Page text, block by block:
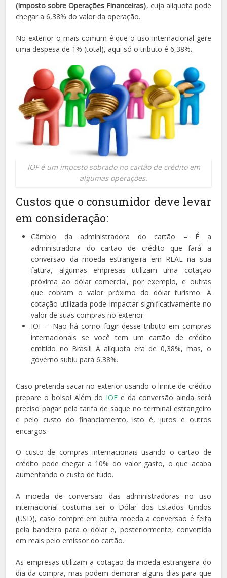
(Imposto sobre Operações Financeiras), cuja alíquota pode
chegar a 6,38% do valor da operação.
No exterior o mais comum é que o uso internacional gere
uma despesa de 1% (total), aqui só o tributo é 6,38%.
IOF é um imposto sobrado no cartão de crédito em
algumas operações.
Custos que o consumidor deve levar
em consideração:
Câmbio da administradora do cartão – É a
administradora do cartão de crédito que fará a
conversão da moeda estrangeira em REAL na sua
fatura, algumas empresas utilizam uma cotação
próxima ao dólar comercial, por exemplo, e outras
que cobram o valor próximo do dólar turismo. A
cotação utilizada pode impactar significativamente no
valor de suas compras no exterior.
IOF – Não há como fugir desse tributo em compras
internacionais se você tem um cartão de crédito
emitido no Brasil! A alíquota era de 0,38%, mas, o
governo subiu para 6,38%.
Caso pretenda sacar no exterior usando o limite de crédito
prepare o bolso! Além do IOF e da conversão ainda será
preciso pagar pela tarifa de saque no terminal estrangeiro
e pelo custo do financiamento, isto é, juros e outros
encargos.
O custo de compras internacionais usando o cartão de
crédito pode chegar a 10% do valor gasto, o que acaba
aumentando o custo de tudo.
A moeda de conversão das administradoras no uso
internacional costuma ser o Dólar dos Estados Unidos
(USD), caso compre em outra moeda a conversão é feita
pela bandeira para o dólar e, posteriormente, convertida
em reais pelo emissor do cartão.
As empresas utilizam a cotação da moeda estrangeira do
dia da compra, mas podem demorar alguns dias para que